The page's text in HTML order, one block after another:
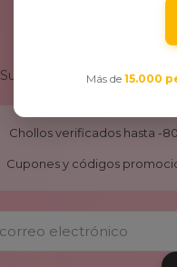
Suscríbete y recibe las
Chollos verificados hasta -
Cupones y códigos
Más de 15.000